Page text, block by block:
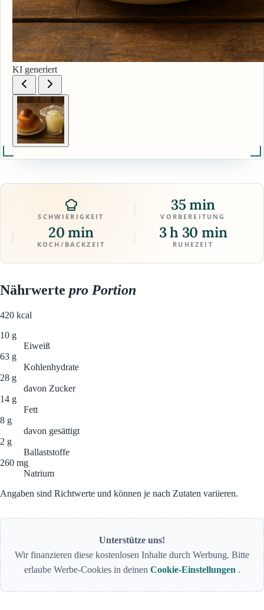
KI generiert
SCHWIERIGKEIT
35 min
VORBEREITUNG
20 min
KOCH/BACKZEIT
3 h 30 min
RUHEZEIT
Nährwerte pro Portion
420 kcal
10 g
Eiweiß
63 g
Kohlenhydrate
28 g
davon Zucker
14 g
Fett
8 g
davon gesättigt
2 g
Ballaststoffe
260 mg
Natrium
Angaben sind Richtwerte und können je nach Zutaten variieren.
Unterstütze uns!
Wir finanzieren diese kostenlosen Inhalte durch Werbung. Bitte
erlaube Werbe-Cookies in deinen Cookie-Einstellungen .